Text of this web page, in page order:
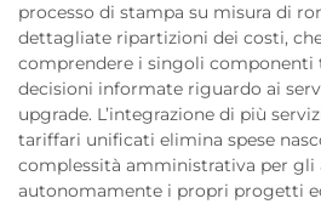
processo di stampa su misura di
dettagliate ripartizioni dei costi,
comprendere i singoli componenti
decisioni informate riguardo ai
upgrade. L’integrazione di più
tariffari unificati elimina spese
complessità amministrativa per gli
autonomamente i propri progetti